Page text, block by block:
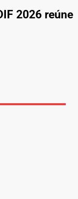
2026 reúne